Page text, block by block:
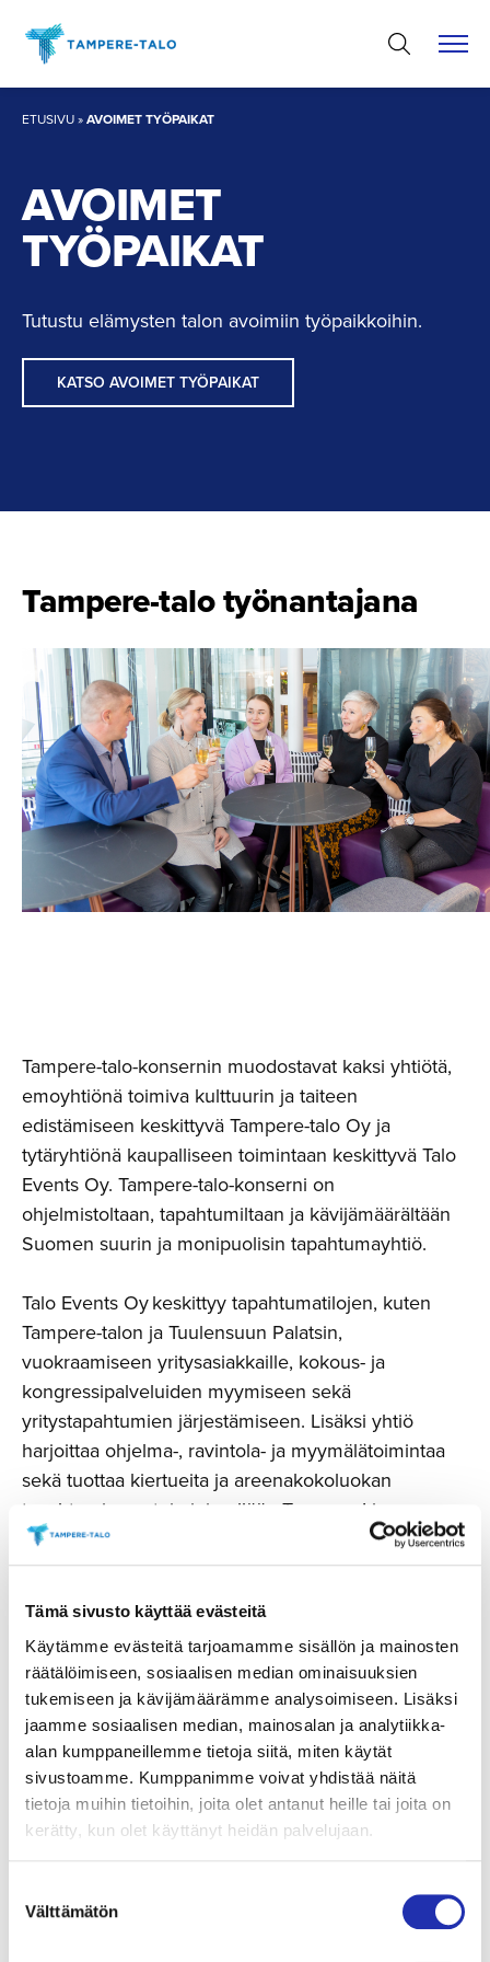
Tämä sivusto käyttää evästeitä
Käytämme evästeitä tarjoamamme sisällön ja mainosten
räätälöimiseen, sosiaalisen median ominaisuuksien
tukemiseen ja kävijämäärämme analysoimiseen. Lisäksi
jaamme sosiaalisen median, mainosalan ja analytiikka-
alan kumppaneillemme tietoja siitä, miten käytät
sivustoamme. Kumppanimme voivat yhdistää näitä
tietoja muihin tietoihin, joita olet antanut heille tai joita on
kerätty, kun olet käyttänyt heidän palvelujaan.
valinta
Välttämätön
sisältöön
ETUSIVU»AVOIMET TYÖPAIKAT
AVOIMET
TYÖPAIKAT
Tutustu elämysten talon avoimiin työpaikkoihin.
KATSO AVOIMET TYÖPAIKAT
Tampere-talo työnantajana
Tampere-talo-konsernin muodostavat kaksi yhtiötä,
emoyhtiönä toimiva kulttuurin ja taiteen
edistämiseen keskittyvä Tampere-talo Oy ja
tytäryhtiönä kaupalliseen toimintaan keskittyvä Talo
Events Oy. Tampere-talo-konserni on
ohjelmistoltaan, tapahtumiltaan ja kävijämäärältään
Suomen suurin ja monipuolisin tapahtumayhtiö.
Talo Events Oy keskittyy tapahtumatilojen, kuten
Tampere-talon ja Tuulensuun Palatsin,
vuokraamiseen yritysasiakkaille, kokous- ja
kongressipalveluiden myymiseen sekä
yritystapahtumien järjestämiseen. Lisäksi yhtiö
harjoittaa ohjelma-, ravintola- ja myymälätoimintaa
sekä tuottaa kiertueita ja areenakokoluokan
tapahtumia aputoiminimellään
Tampere Live.
Tapahtumatarjontamme sisältää mm. balettivierailuja,
messuja, kokouksia, virtuaalitapahtumia,
yritystapahtumia, seminaareja ja kansainvälisiä
kongresseja. Työllistämme suoraan 51 työntekijää ja
tarjoamme välillisesti töitä sadoille tapahtuma-alan
ammattilaisille. Tampere-talon seinien sisällä toimivat
täysimittainen sinfoniaorkesteri Tampere
Filharmonia, à la carte -ravintola Tuhto ja maailman
ainoa Muumimuseo. Talon yhteydessä palvelee